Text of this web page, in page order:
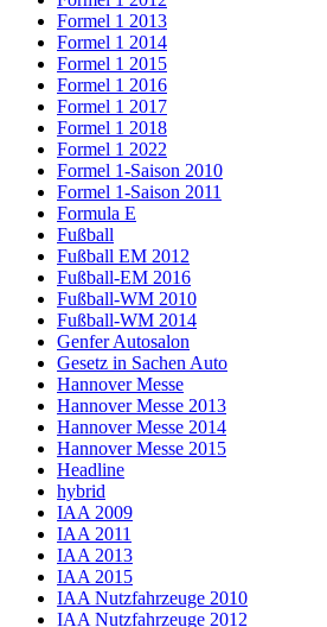
Formel 1 2013
Formel 1 2014
Formel 1 2015
Formel 1 2016
Formel 1 2017
Formel 1 2018
Formel 1 2022
Formel 1-Saison 2010
Formel 1-Saison 2011
Formula E
Fußball
Fußball EM 2012
Fußball-EM 2016
Fußball-WM 2010
Fußball-WM 2014
Genfer Autosalon
Gesetz in Sachen Auto
Hannover Messe
Hannover Messe 2013
Hannover Messe 2014
Hannover Messe 2015
Headline
hybrid
IAA 2009
IAA 2011
IAA 2013
IAA 2015
IAA Nutzfahrzeuge 2010
IAA Nutzfahrzeuge 2012